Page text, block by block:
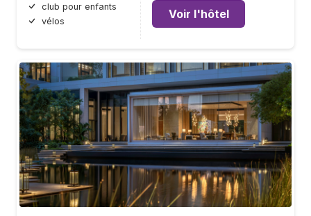
club pour enfants
vélos
Voir l'hôtel